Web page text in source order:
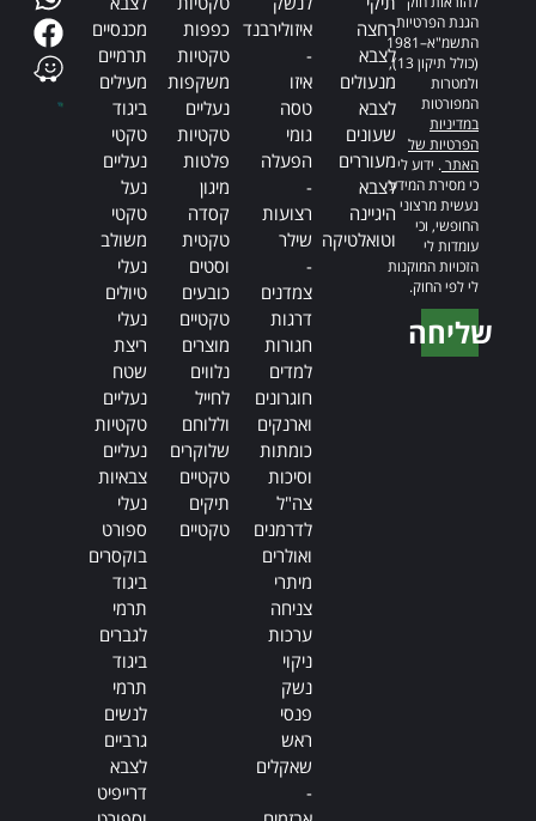
הגנת הפרטיות,
התשמ"א–1981
(כולל תיקון 13),
ולמטרות
המפורטות
במדיניות
הפרטיות של
האתר. ידוע לי
כי מסירת המידע
נעשית מרצוני
החופשי, וכי
עומדות לי
הזכויות המוקנות
לי לפי החוק.
שליחה
רחצה
לצבא
מנעולים
לצבא
שעונים
מעוררים
לצבא
היגיינה
וטואלטיקה
איזולירבנד
-
איזו
טסה
גומי
הפעלה
-
רצועות
שילר
-
צמדנים
דרגות
חגורות
למדים
חוגרונים
וארנקים
כומתות
וסיכות
צה"ל
לדרמנים
ואולרים
מיתרי
צניחה
ערכות
ניקוי
נשק
פנסי
ראש
שאקלים
-
כפפות
טקטיות
משקפות
נעליים
טקטיות
פלטות
מיגון
קסדה
טקטית
וסטים
כובעים
טקטיים
מוצרים
נלווים
לחייל
וללוחם
שלוקרים
טקטיים
תיקים
טקטיים
מכנסיים
תרמיים
מעילים
ביגוד
טקטי
נעליים
נעל
טקטי
משולב
נעלי
טיולים
נעלי
ריצת
שטח
נעליים
טקטיות
נעליים
צבאיות
נעלי
ספורט
בוקסרים
ביגוד
תרמי
לגברים
ביגוד
תרמי
לנשים
גרביים
לצבא
דרייפיט